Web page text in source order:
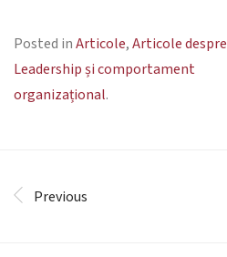
Posted inArticole,Articole despre
Leadership și comportament
organizațional.
Previous